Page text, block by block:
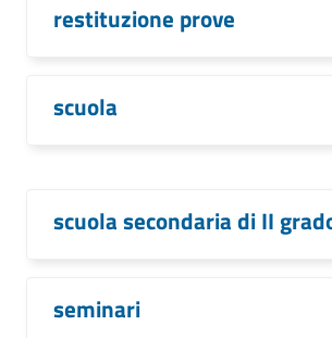
restituzione prove
scuola
scuola secondaria di II
seminari